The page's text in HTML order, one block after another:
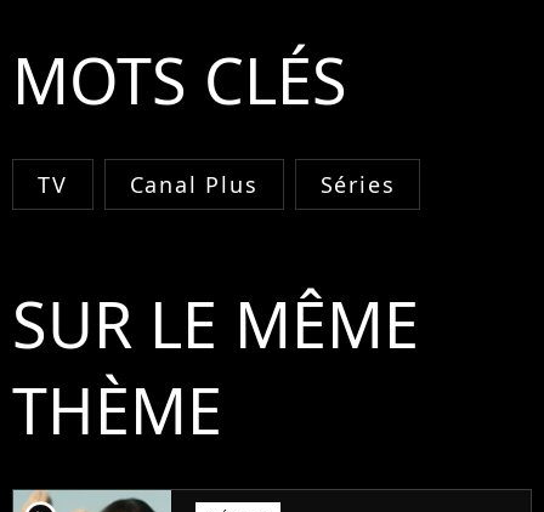
MOTS CLÉS
TV Canal Plus Séries
SUR LE MÊME
THÈME